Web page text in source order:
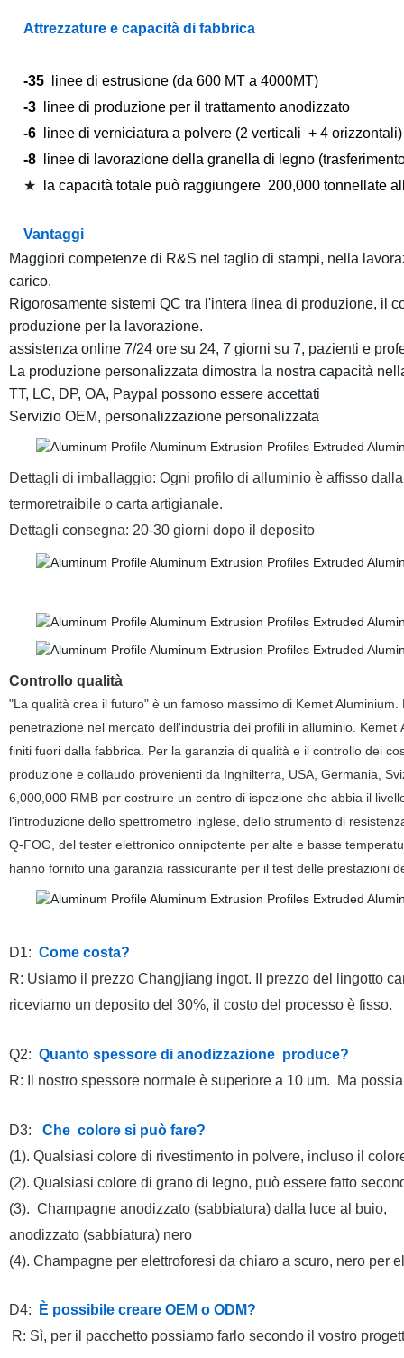
Attrezzature e capacità di fabbrica
-35 linee di estrusione(da 600 MTa 4000MT)
-3
linee di produzioneper il trattamento anodizzato
-6
linee di verniciatura a polvere(2 verticali +4orizzontali)
-8
linee di lavorazione della granella di legno
★
la capacità totale può raggiungere 200,000tonnellate
Vantaggi
Maggiori competenze di R&S nel taglio di stampi, nella
carico.
Rigorosamente sistemi QC tra l'intera linea di produzione, il
produzioneper la lavorazione.
assistenza online 7/24 ore su 24, 7 giorni su 7, pazienti e
La produzione personalizzata dimostra la nostra capacità
TT, LC, DP, OA, Paypal possono essere accettati
Servizio OEM, personalizzazione personalizzata
Dettagli di imballaggio: Ogni profilo di alluminio è affisso
termoretraibileo carta artigianale.
Dettagli consegna: 20-30 giorni dopo il deposito
Controllo qualità
"La qualità crea il futuro" è un famoso massimo di Kemet
penetrazione nel mercato dell'industria dei profili in alluminio.
finiti fuori dalla fabbrica. Per la garanzia di qualità e il controllo dei
produzione e collaudo provenienti da Inghilterra, USA, Germania,
6,000,000 RMB per costruire un centro di ispezione che abbia il
l'introduzione dello spettrometro inglese, dello strumento di
Q-FOG, del tester elettronico onnipotente per alte e basse
hanno fornito una garanzia rassicurante per il test delle prestazioni
D1: Comecosta?
R: Usiamo il prezzo Changjiang ingot. Il prezzo del lingotto
riceviamo un deposito del 30%, il costo del processo è fisso.
Q2: Quantospessore di anodizzazione produce?
R: Il nostro spessore normale è superiorea 10um. Ma
D3: Che coloresi può fare?
(1). Qualsiasi colore di rivestimento in polvere, incluso il
(2). Qualsiasi colore di grano di legno, può essere fatto
(3). Champagne anodizzato (sabbiatura) dalla luce al buio,
anodizzato (sabbiatura) nero
(4). Champagne per elettroforesi da chiaro a scuro, nero per
D4: È possibile creare OEM o ODM?
R: Sì, per il pacchetto possiamo farlo secondo il vostro